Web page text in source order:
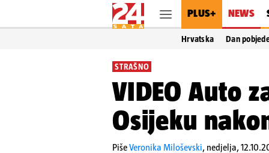
PLUS+ NEWS
Hrvatska Dan
STRAŠNO
VIDEO Auto
Osijeku
PišeVeronika Miloševski, nedjelja,